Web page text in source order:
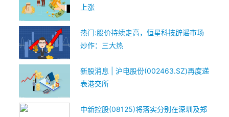
上涨
热门:股价持续走高，恒星科技辟谣市场
炒作：三大热
新股消息 | 沪电股份(002463.SZ)再度递
表港交所
中新控股(08125)将落实分别在深圳及郑